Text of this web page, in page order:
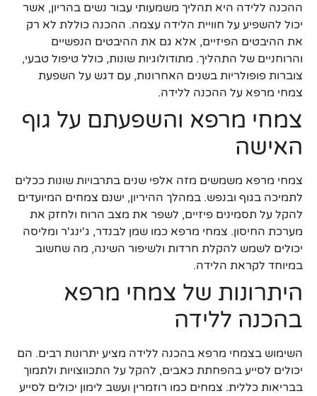
ההכנה ללידה היא תהליך משמעותי עבור נשים בהריון, אשר
יכול להשפיע על חוויית הלידה עצמה. ההכנה כוללת לא רק
את ההיבטים הפיזיים, אלא גם את ההיבטים הנפשיים
והרוחניים של התהליך. מתודולוגיות שונות, כולל טיפול טבעי,
צוברות פופולריות בשנים האחרונות, עם דגש על השפעת
צמחי מרפא על ההכנה ללידה.
צמחי מרפא והשפעתם על גוף
האישה
צמחי מרפא משמשים מזה אלפי שנים בתרבויות שונות ככלים
לתמיכה בגוף ובנפש. במהלך ההיריון, ישנם צמחים המיועדים
להקל על תסמינים פיזיים, לשפר את מצב הרוח ולחזק את
מערכת החיסון. צמחי מרפא כמו שמן לבנדר, ג'ינג'ר ומליסה
יכולים לשמש להקלת חרדות ולשיפור השינה, מה שחשוב
במיוחד לקראת הלידה.
היתרונות של צמחי מרפא
בהכנה ללידה
השימוש בצמחי מרפא בהכנה ללידה מציע יתרונות רבים. הם
יכולים לסייע בהפחתת כאבים, להקל על התכווצויות ולתמוך
בבריאות כללית. צמחים כמו רוזמרין ועשב לימון יכולים לסייע